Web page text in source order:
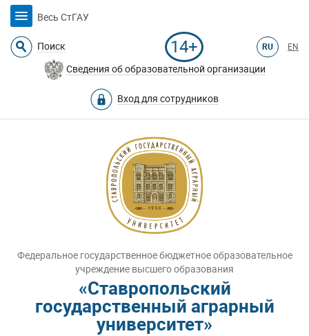
Весь СтГАУ
Поиск 14+ RU EN
Сведения об образовательной организации
Вход для сотрудников
Федеральное государственное бюджетное образовательное
учреждение высшего образования
«Ставропольский
государственный аграрный
университет»